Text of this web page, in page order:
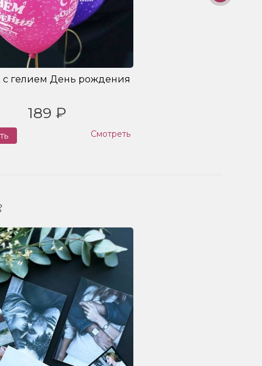
гелием День рождения
189 ₽
Смотреть